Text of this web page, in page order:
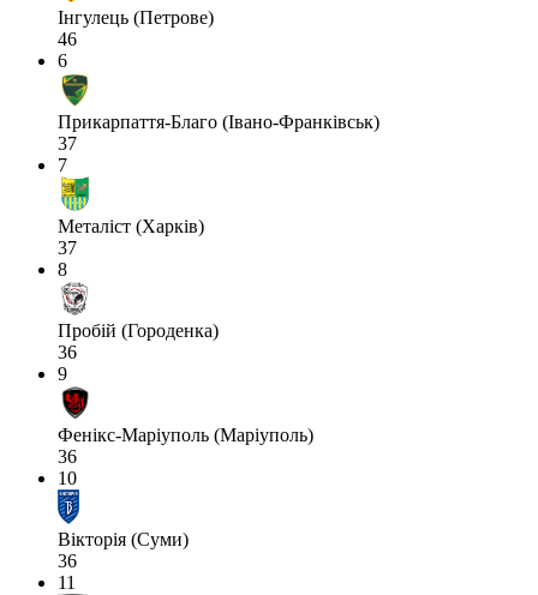
Інгулець (Петрове)
46
6
Прикарпаття-Благо (Івано-Франківськ)
37
7
Металіст (Харків)
37
8
Пробій (Городенка)
36
9
Фенікс-Маріуполь (Маріуполь)
36
10
Вікторія (Суми)
36
11